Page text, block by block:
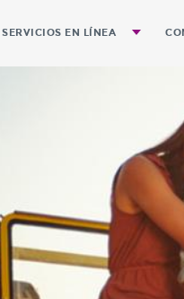
SERVICIOS EN LÍNEA